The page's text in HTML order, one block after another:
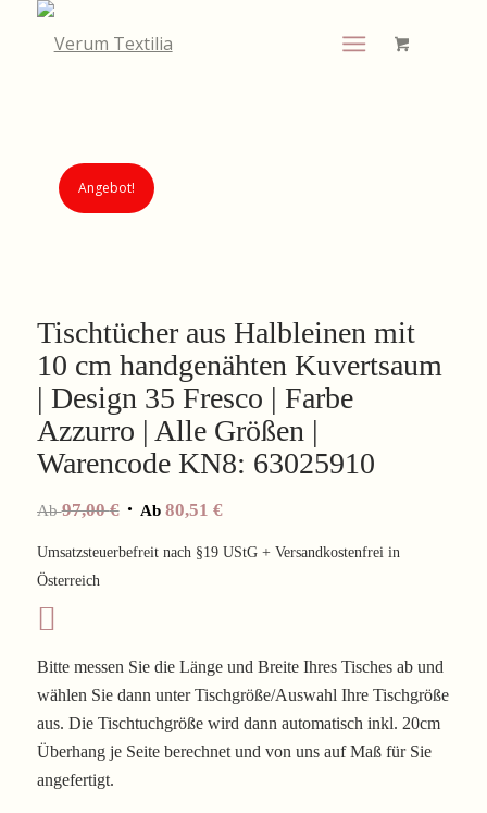
Angebot!
Tischtücher aus Halbleinen mit
10 cm handgenähten Kuvertsaum
| Design 35 Fresco | Farbe
Azzurro | Alle Größen |
Warencode KN8: 63025910
Ab97,00€ Ab 80,51 €
Umsatzsteuerbefreit nach §19 UStG + Versandkostenfrei in
Österreich
Bitte messen Sie die Länge und Breite Ihres Tisches ab und
wählen Sie dann unter Tischgröße/Auswahl Ihre Tischgröße
aus. Die Tischtuchgröße wird dann automatisch inkl. 20cm
Überhang je Seite berechnet und von uns auf Maß für Sie
angefertigt.